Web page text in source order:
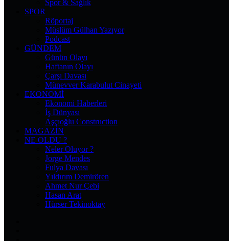
Spor & Sağlık
SPOR
Röportaj
Müslüm Gülhan Yazıyor
Podcast
GÜNDEM
Günün Olayı
Haftanın Olayı
Çarşı Davası
Münevver Karabulut Cinayeti
EKONOMI
Ekonomi Haberleri
İş Dünyası
Aşçıoğlu Construction
MAGAZIN
NE OLDU ?
Neler Oluyor ?
Jorge Mendes
Fulya Davası
Yıldırım Demirören
Ahmet Nur Çebi
Hasan Arat
Hürser Tekinoktay